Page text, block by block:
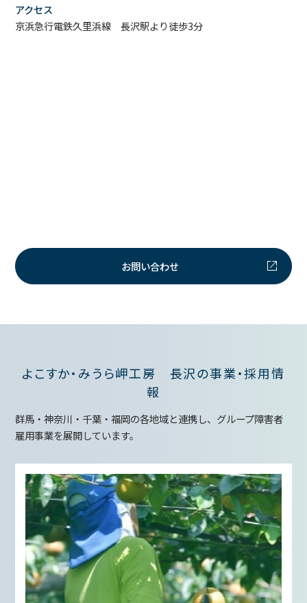
アクセス
京浜急行電鉄久里浜線 長沢駅より徒歩3分
お問い合わせ
よこすか・みうら岬工房 長沢の事業・採用情
報
群馬・神奈川・千葉・福岡の各地域と連携し、グループ障害者
雇用事業を展開しています。